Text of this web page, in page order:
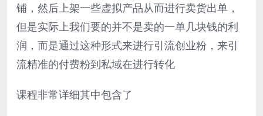
铺，然后上架一些虚拟产品从而进行卖货出单，
但是实际上我们要的并不是卖的一单几块钱的利
润，而是通过这种形式来进行引流创业粉，来引
流精准的付费粉到私域在进行转化
课程非常详细其中包含了